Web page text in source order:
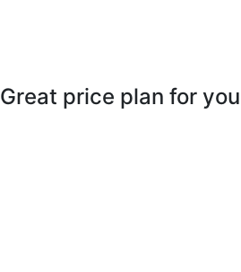
Great price plan for